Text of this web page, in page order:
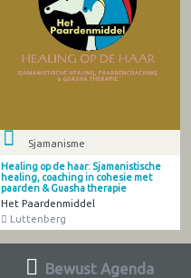
Sjamanisme
Healing op de haar: Sjamanistische
healing, coaching in cohesie met
paarden & Guasha therapie
Het Paardenmiddel
Luttenberg
Bewust Agenda